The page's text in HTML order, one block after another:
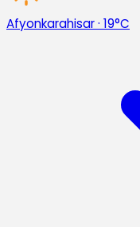
Afyonkarahisar· 19°C